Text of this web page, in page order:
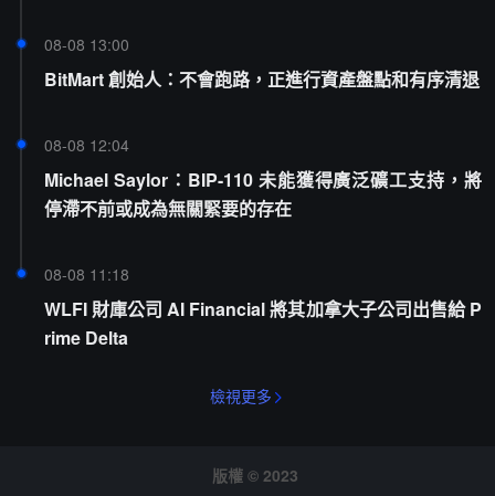
08-08 13:00
BitMart 創始人：不會跑路，正進行資產盤點和有序清退
08-08 12:04
Michael Saylor：BIP-110 未能獲得廣泛礦工支持，將
停滯不前或成為無關緊要的存在
08-08 11:18
WLFI 財庫公司 AI Financial 將其加拿大子公司出售給 P
rime Delta
檢視更多
版權 © 2023